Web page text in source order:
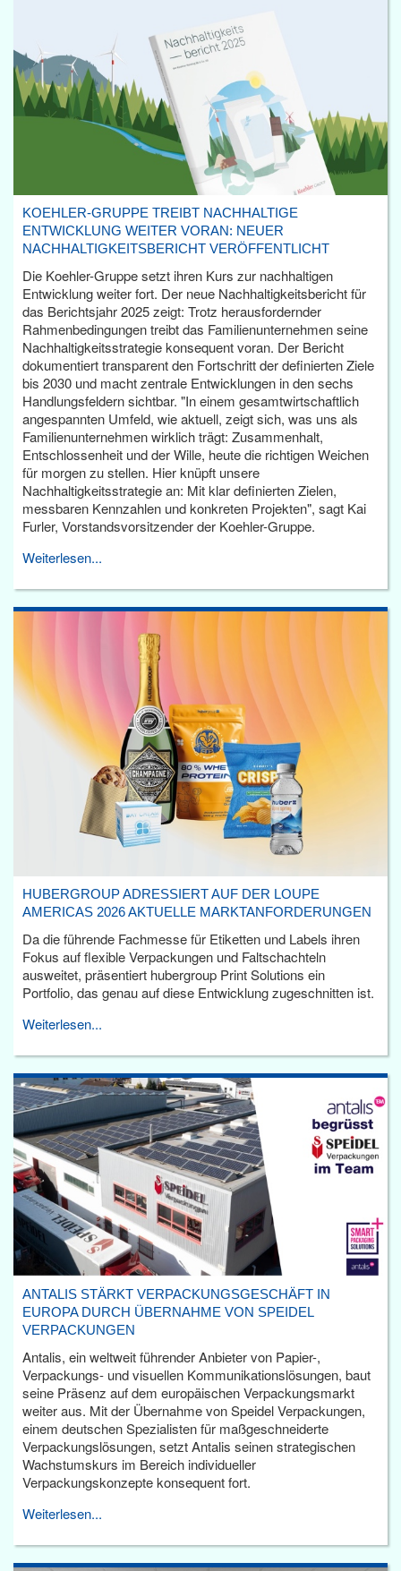
KOEHLER-GRUPPE TREIBT NACHHALTIGE
ENTWICKLUNG WEITER VORAN: NEUER
NACHHALTIGKEITSBERICHT VERÖFFENTLICHT
Die Koehler-Gruppe setzt ihren Kurs zur nachhaltigen
Entwicklung weiter fort. Der neue Nachhaltigkeitsbericht für
das Berichtsjahr 2025 zeigt: Trotz herausfordernder
Rahmenbedingungen treibt das Familienunternehmen seine
Nachhaltigkeitsstrategie konsequent voran. Der Bericht
dokumentiert transparent den Fortschritt der definierten Ziele
bis 2030 und macht zentrale Entwicklungen in den sechs
Handlungsfeldern sichtbar. "In einem gesamtwirtschaftlich
angespannten Umfeld, wie aktuell, zeigt sich, was uns als
Familienunternehmen wirklich trägt: Zusammenhalt,
Entschlossenheit und der Wille, heute die richtigen Weichen
für morgen zu stellen. Hier knüpft unsere
Nachhaltigkeitsstrategie an: Mit klar definierten Zielen,
messbaren Kennzahlen und konkreten Projekten", sagt Kai
Furler, Vorstandsvorsitzender der Koehler-Gruppe.
Weiterlesen...
HUBERGROUP ADRESSIERT AUF DER LOUPE
AMERICAS 2026 AKTUELLE MARKTANFORDERUNGEN
Da die führende Fachmesse für Etiketten und Labels ihren
Fokus auf flexible Verpackungen und Faltschachteln
ausweitet, präsentiert hubergroup Print Solutions ein
Portfolio, das genau auf diese Entwicklung zugeschnitten ist.
Weiterlesen...
ANTALIS STÄRKT VERPACKUNGSGESCHÄFT IN
EUROPA DURCH ÜBERNAHME VON SPEIDEL
VERPACKUNGEN
Antalis, ein weltweit führender Anbieter von Papier-,
Verpackungs- und visuellen Kommunikationslösungen, baut
seine Präsenz auf dem europäischen Verpackungsmarkt
weiter aus. Mit der Übernahme von Speidel Verpackungen,
einem deutschen Spezialisten für maßgeschneiderte
Verpackungslösungen, setzt Antalis seinen strategischen
Wachstumskurs im Bereich individueller
Verpackungskonzepte konsequent fort.
Weiterlesen...